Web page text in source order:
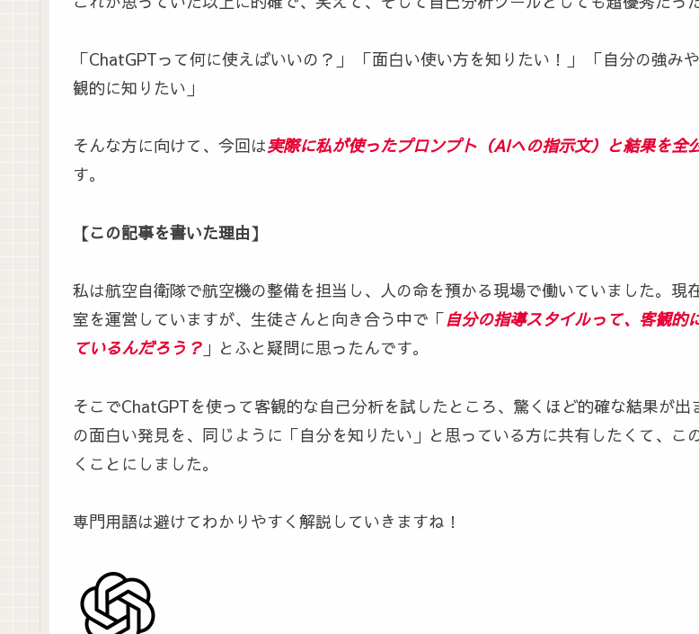
「ChatGPTって何に使えばいいの？」 「面白い使い方を知りたい！」 「自分の強み
観的に知りたい」
そんな方に向けて、今回は実際に私が使ったプロンプト（AIへの指示文）と結果を全
す。
【この記事を書いた理由】
私は航空自衛隊で航空機の整備を担当し、人の命を預かる現場で働いていました。現
室を運営していますが、生徒さんと向き合う中で「自分の指導スタイルって、客観的
ているんだろう？ 」とふと疑問に思ったんです。
そこでChatGPTを使って客観的な自己分析を試したところ、驚くほど的確な結果が出
の面白い発見を、同じように「自分を知りたい」と思っている方に共有したくて、こ
くことにしました。
専門用語は避けてわかりやすく解説していきますね！